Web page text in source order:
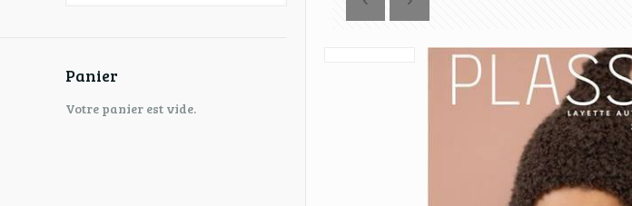
Panier
Votre panier est vide.